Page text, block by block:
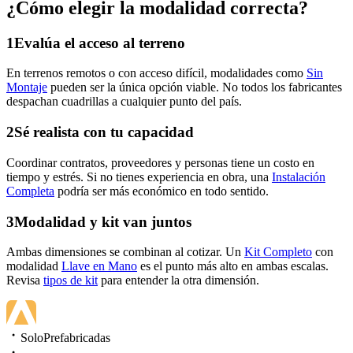
¿Cómo elegir la modalidad correcta?
1Evalúa el acceso al terreno
En terrenos remotos o con acceso difícil, modalidades como Sin
Montaje pueden ser la única opción viable. No todos los fabricantes
despachan cuadrillas a cualquier punto del país.
2Sé realista con tu capacidad
Coordinar contratos, proveedores y personas tiene un costo en
tiempo y estrés. Si no tienes experiencia en obra, una Instalación
Completa podría ser más económico en todo sentido.
3Modalidad y kit van juntos
Ambas dimensiones se combinan al cotizar. Un Kit Completo con
modalidad Llave en Mano es el punto más alto en ambas escalas.
Revisa tipos de kit para entender la otra dimensión.
SoloPrefabricadas